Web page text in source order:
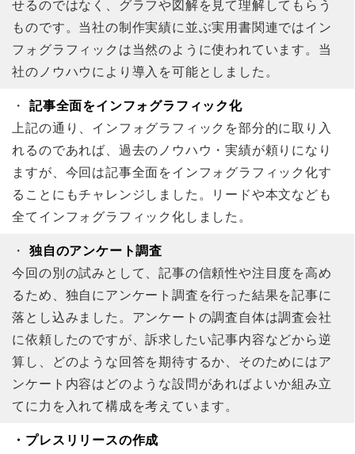
せるのではなく、グラフや図解を見て理解してもらう
ものです。当社の制作実績に並ぶ実用書関連ではイン
フォグラフィックは当然のように使われています。当
社のノウハウにより導入を可能としました。
・ 記事全面をインフォグラフィック化
上記の通り、インフォグラフィックを部分的に取り入
れるのであれば、過去のノウハウ・実績が頼りになり
ますが、今回は記事全面をインフォグラフィック化す
ることにもチャレンジしました。リードや本文なども
全てインフォグラフィック化しました。
・ 独自のアンケート調査
今回の別の試みとして、記事の信頼性や注目度を高め
るため、独自にアンケート調査を行った結果を記事に
落とし込みました。アンケートの調査自体は調査会社
に依頼したのですが、訴求したい記事内容などから逆
算し、どのような回答を期待するか、そのためにはア
ンケート内容はどのような設問があればよいか組み立
てに力を入れて構成を考えています。
・プレスリリースの作成